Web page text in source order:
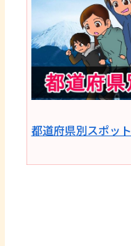
都道府県別スポット